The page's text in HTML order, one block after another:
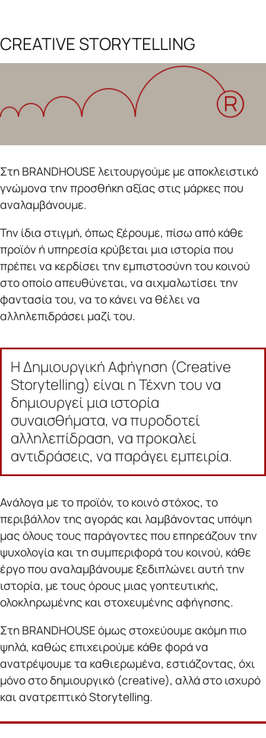
CREATIVE STORYTELLING
Στη BRANDHOUSE λειτουργούμε με αποκλειστικό
γνώμονα την προσθήκη αξίας στις μάρκες που
αναλαμβάνουμε.
Την ίδια στιγμή, όπως ξέρουμε, πίσω από κάθε
προϊόν ή υπηρεσία κρύβεται μια ιστορία που
πρέπει να κερδίσει την εμπιστοσύνη του κοινού
στο οποίο απευθύνεται, να αιχμαλωτίσει την
φαντασία του, να το κάνει να θέλει να
αλληλεπιδράσει μαζί του.
Η Δημιουργική Αφήγηση (Creative
Storytelling) είναι η Τέχνη του να
δημιουργεί μια ιστορία
συναισθήματα, να πυροδοτεί
αλληλεπίδραση, να προκαλεί
αντιδράσεις, να παράγει εμπειρία.
Ανάλογα με το προϊόν, το κοινό στόχος, το
περιβάλλον της αγοράς και λαμβάνοντας υπόψη
μας όλους τους παράγοντες που επηρεάζουν την
ψυχολογία και τη συμπεριφορά του κοινού, κάθε
έργο που αναλαμβάνουμε ξεδιπλώνει αυτή την
ιστορία, με τους όρους μιας γοητευτικής,
ολοκληρωμένης και στοχευμένης αφήγησης.
Στη BRANDHOUSE όμως στοχεύουμε ακόμη πιο
ψηλά, καθώς επιχειρούμε κάθε φορά να
ανατρέψουμε τα καθιερωμένα, εστιάζοντας, όχι
μόνο στο δημιουργικό (creative), αλλά στο ισχυρό
και ανατρεπτικό Storytelling.